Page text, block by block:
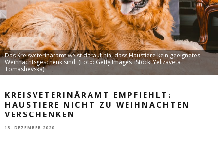
Das Kreisveterinäramt weist darauf hin, dass Haustiere kein geeignetes
Weihnachtsgeschenk sind. (Foto: Getty Images_iStock_Yelizaveta
Tomashevska)
KREISVETERINÄRAMT EMPFIEHLT:
HAUSTIERE NICHT ZU WEIHNACHTEN
VERSCHENKEN
13. DEZEMBER 2020